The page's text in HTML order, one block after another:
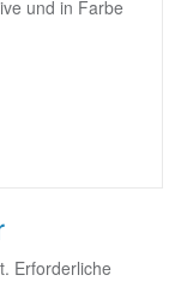
und in Farbe
Erforderliche